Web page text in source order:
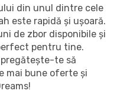
din unul dintre cele
este rapidă și ușoară.
de zbor disponibile și
pentru tine.
te să
mai bune oferte și